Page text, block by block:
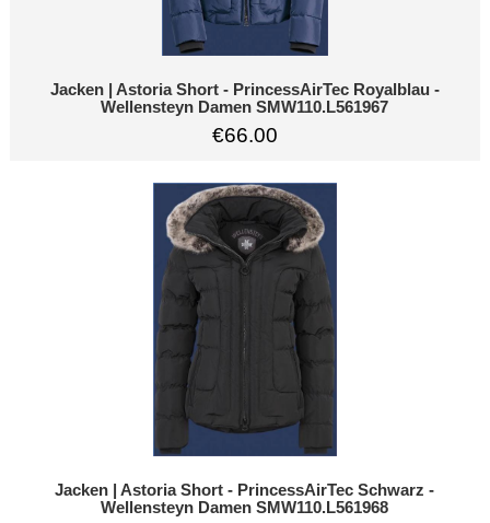
Jacken | Astoria Short - PrincessAirTec Royalblau -
Wellensteyn Damen SMW110.L561967
€66.00
Jacken | Astoria Short - PrincessAirTec Schwarz -
Wellensteyn Damen SMW110.L561968